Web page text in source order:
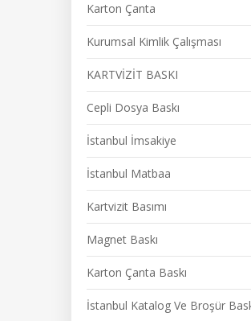
Karton Çanta
Kurumsal Kimlik Çalışması
KARTVİZİT BASKI
Cepli Dosya Baskı
İstanbul İmsakiye
İstanbul Matbaa
Kartvizit Basımı
Magnet Baskı
Karton Çanta Baskı
İstanbul Katalog Ve Broşür